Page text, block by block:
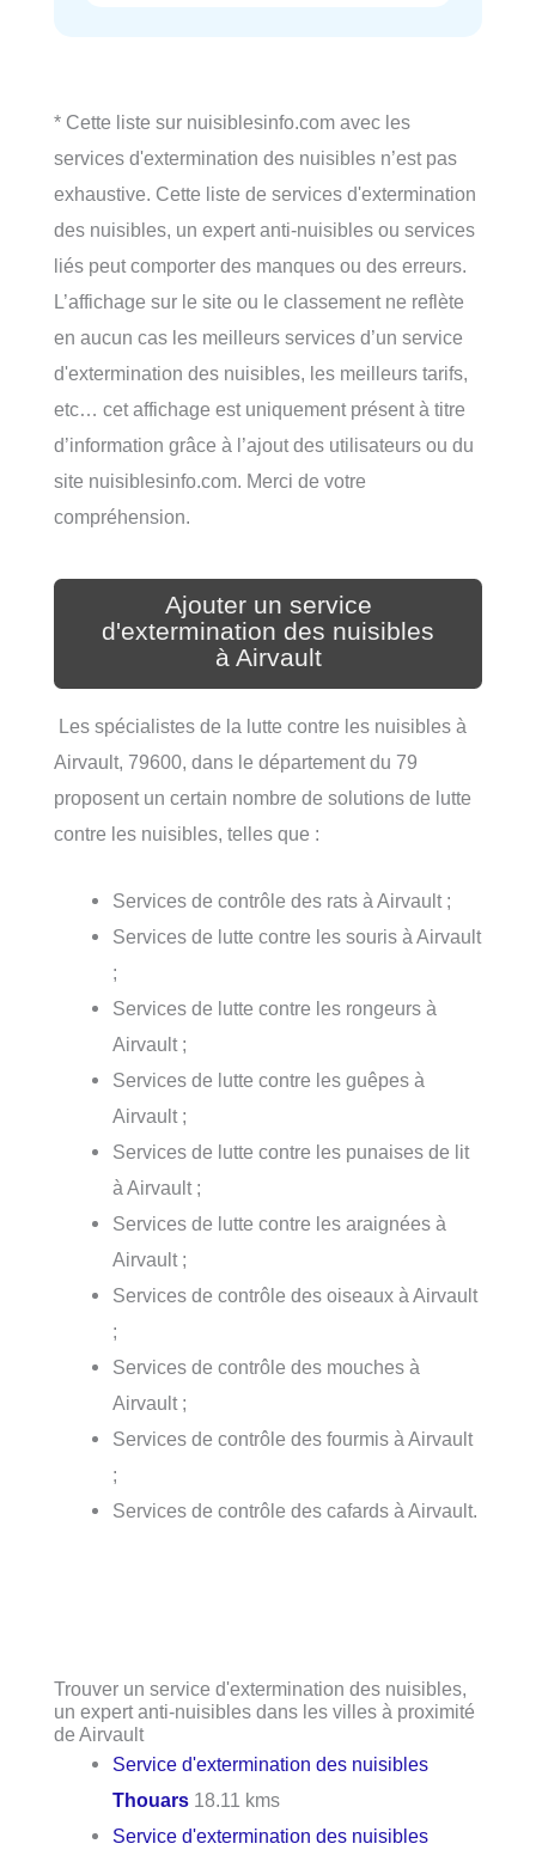
* Cette liste sur nuisiblesinfo.com avec les
services d'extermination des nuisibles n’est pas
exhaustive. Cette liste de services d'extermination
des nuisibles, un expert anti-nuisibles ou services
liés peut comporter des manques ou des erreurs.
L’affichage sur le site ou le classement ne reflète
en aucun cas les meilleurs services d’un service
d'extermination des nuisibles, les meilleurs tarifs,
etc… cet affichage est uniquement présent à titre
d’information grâce à l’ajout des utilisateurs ou du
site nuisiblesinfo.com. Merci de votre
compréhension.
Ajouter un service
d'extermination des nuisibles
à Airvault
Les spécialistes de la lutte contre les nuisibles à
Airvault, 79600, dans le département du 79
proposent un certain nombre de solutions de lutte
contre les nuisibles, telles que :
Services de contrôle des rats à Airvault ;
Services de lutte contre les souris à Airvault
;
Services de lutte contre les rongeurs à
Airvault ;
Services de lutte contre les guêpes à
Airvault ;
Services de lutte contre les punaises de lit
à Airvault ;
Services de lutte contre les araignées à
Airvault ;
Services de contrôle des oiseaux à Airvault
;
Services de contrôle des mouches à
Airvault ;
Services de contrôle des fourmis à Airvault
;
Services de contrôle des cafards à Airvault.
Trouver un service d'extermination des nuisibles,
un expert anti-nuisibles dans les villes à proximité
de Airvault
Service d'extermination des nuisibles
Thouars 18.11 kms
Service d'extermination des nuisibles